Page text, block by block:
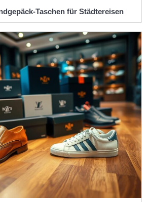
Taschen für Städtereisen